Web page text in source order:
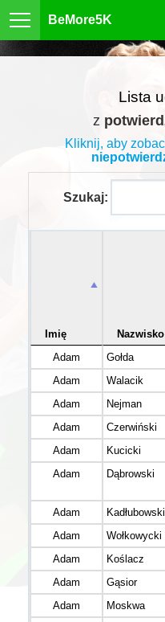
BeMore5K
Lista
z
Kliknij, aby
Szukaj:
Imię Nazwisko
Adam
Gołda
Adam
Walacik
Adam
Nejman
Adam
Czerwiński
Adam
Kucicki
Adam
Dąbrowski
Adam Kadłubowski
Adam
Wołkowycki
Adam
Koślacz
Adam
Gąsior
Adam
Moskwa